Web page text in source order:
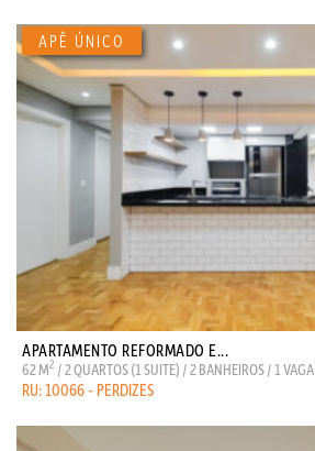
APARTAMENTO REFORMADO E...
62 M2 / 2 QUARTOS (1 SUITE) / 2 BANHEIROS / 1 VAGA
RU: 10066 - PERDIZES